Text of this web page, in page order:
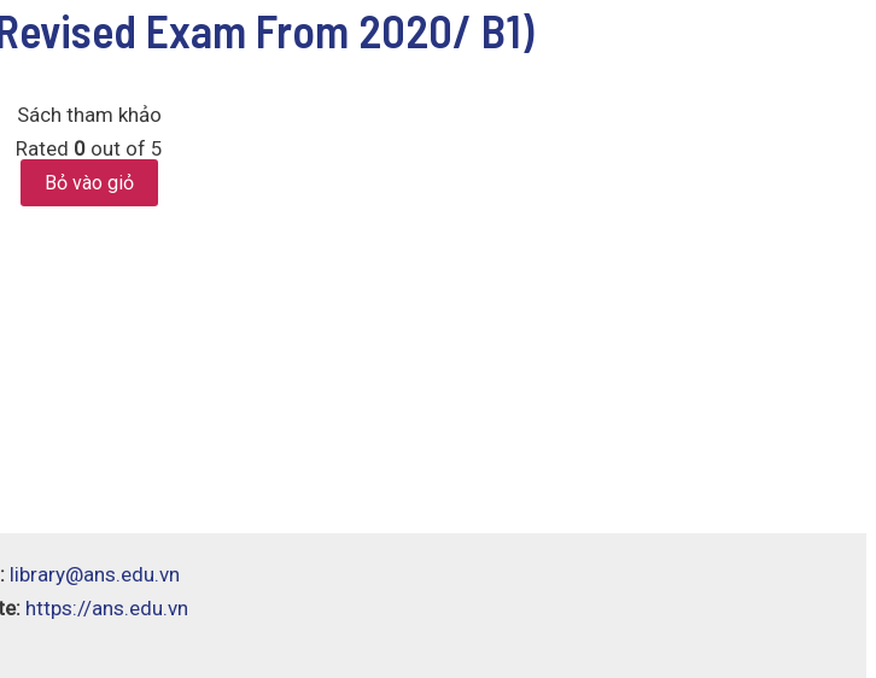
Exam From 2020/ B1)
Sách tham khảo
Rated 0 out of 5
Bỏ vào giỏ
library@ans.edu.vn
https://ans.edu.vn